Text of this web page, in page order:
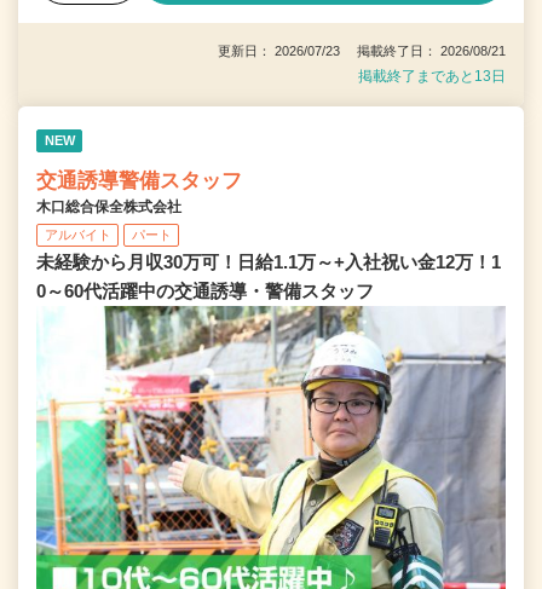
更新日： 2026/07/23 掲載終了日： 2026/08/21
掲載終了まであと13日
NEW
交通誘導警備スタッフ
木口総合保全株式会社
アルバイト パート
未経験から月収30万可！日給1.1万～+入社祝い金12万！1
0～60代活躍中の交通誘導・警備スタッフ